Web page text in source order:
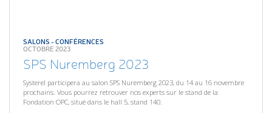
SALONS - CONFÉRENCES
OCTOBRE 2023
SPS Nuremberg 2023
Systerel participera au salon SPS Nuremberg 2023, du 14 au 16 novembre
prochains. Vous pourrez retrouver nos experts sur le stand de la
Fondation OPC, situé dans le hall 5, stand 140.